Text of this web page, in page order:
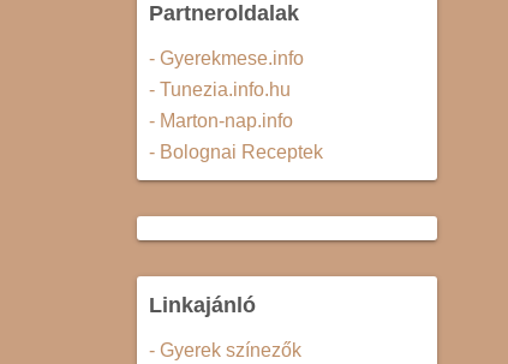
Partneroldalak
- Gyerekmese.info
- Tunezia.info.hu
- Marton-nap.info
- Bolognai Receptek
Linkajánló
- Gyerek színezők